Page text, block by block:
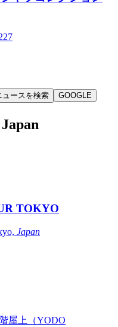
ュースを検索
GOOGLE
TOKYO
Japan
屋上（YODO